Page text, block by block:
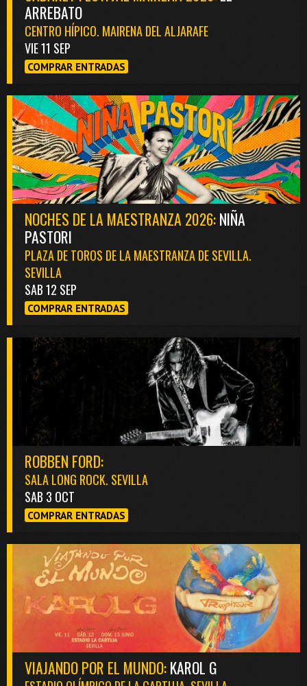
ARREBATO
CENTRO HÍPICO. MAIRENA DEL ALJARAFE
VIE 11 SEP
COMPRAR ENTRADAS
NOCHES DE LA MAESTRANZA 2026:NIÑA
PASTORI
PLAZA DE TOROS DE LA MAESTRANZA DE SEVILLA.
SEVILLA
SAB 12 SEP
COMPRAR ENTRADAS
ROBBEN FORD:
SALA LONG ROCK. SEVILLA
SAB 3 OCT
COMPRAR ENTRADAS
VIAJANDO POR EL MUNDO:KAROL G